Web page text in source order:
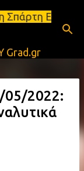
2022: